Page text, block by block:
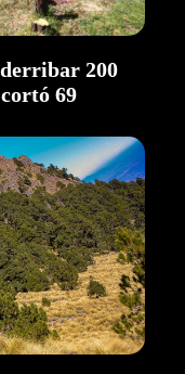
200
69